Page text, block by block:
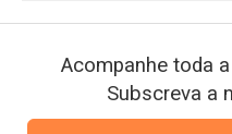
Acompanhe toda
Subscreva a